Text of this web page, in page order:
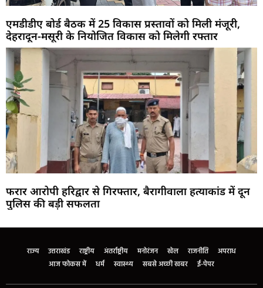
एमडीडीए बोर्ड बैठक में 25 विकास प्रस्तावों को मिली मंजूरी,
देहरादून-मसूरी के नियोजित विकास को मिलेगी रफ्तार
फरार आरोपी हरिद्वार से गिरफ्तार, बैरागीवाला हत्याकांड में दून
पुलिस की बड़ी सफलता
राज्य उत्तराखंड राष्ट्रीय अंतर्राष्ट्रीय मनोरंजन खेल राजनीति
अपराध
आज फोकस में
धर्म स्वास्थ्य सबसे अच्छी खबर ई-पेपर